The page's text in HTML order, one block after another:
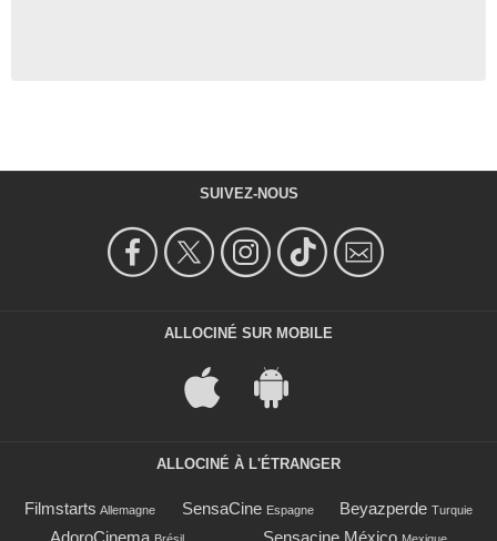
SUIVEZ-NOUS
ALLOCINÉ SUR MOBILE
ALLOCINÉ À L'ÉTRANGER
Filmstarts Allemagne SensaCine Espagne Beyazperde Turquie
AdoroCinema Sensacine México